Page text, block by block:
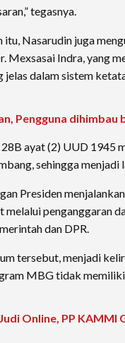
tegasnya.
itu, Nasarudin juga
Mexsasai Indra, yang
jelas dalam sistem
Pengguna
ayat (2) UUD 1945
sehingga
Presiden
melalui penganggaran
dan DPR.
tersebut, menjadi
MBG tidak memiliki
Online, PP KAMMI